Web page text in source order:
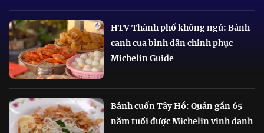
HTV Thành phố không ngủ: Bánh
canh cua bình dân chinh phục
Michelin Guide
Bánh cuốn Tây Hồ: Quán gần 65
năm tuổi được Michelin vinh danh